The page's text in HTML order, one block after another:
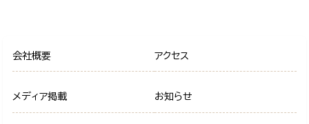
会社概要 アクセス
メディア掲載 お知らせ